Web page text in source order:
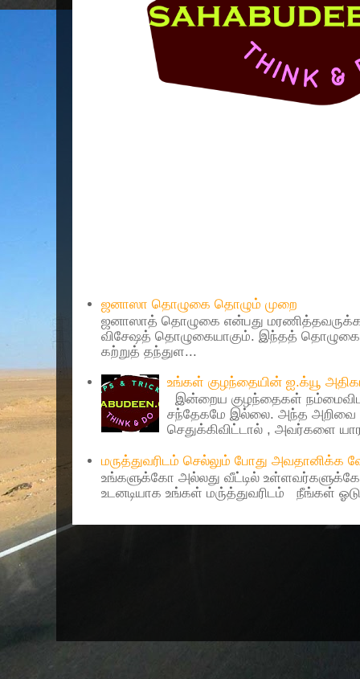
ஜனாஸா தொழுகை தொழும் முறை
ஜனாஸாத் தொழுகை என்பது
விசேஷத் தொழுகையாகும். இந்தத்
கற்றுத் தந்துள...
உங்கள் குழந்தையின் ஐ.க்யூ
இன்றைய குழந்தைகள்
சந்தேகமே இல்லை. அந்த
செதுக்கிவிட்டால் , அவர்களை
மருத்துவரிடம் செல்லும் போது அவதானிக்க
உங்களுக்கோ அல்லது வீட்டில்
உடனடியாக உங்கள் மரு்த்துவரிடம் நீங்கள்